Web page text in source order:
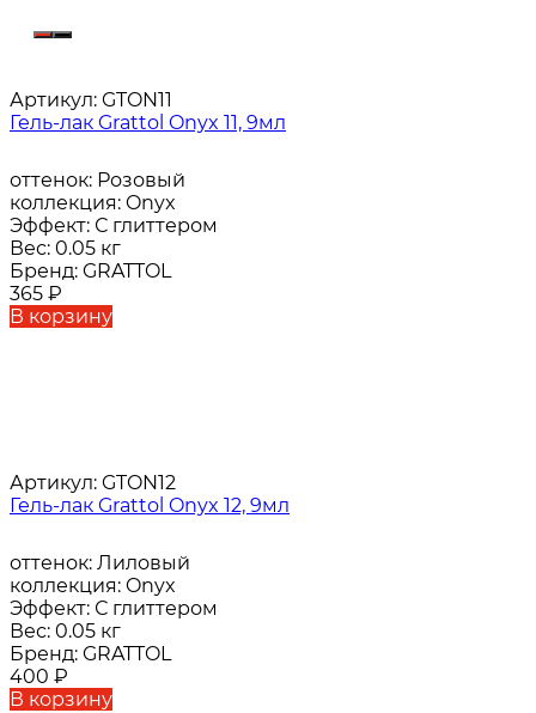
Артикул: GTON11
Гель-лак Grattol Onyx 11, 9мл
оттенок: Розовый
коллекция: Onyx
Эффект: С глиттером
Вес: 0.05 кг
Бренд: GRATTOL
365 ₽
В корзину
Артикул: GTON12
Гель-лак Grattol Onyx 12, 9мл
оттенок: Лиловый
коллекция: Onyx
Эффект: С глиттером
Вес: 0.05 кг
Бренд: GRATTOL
400 ₽
В корзину